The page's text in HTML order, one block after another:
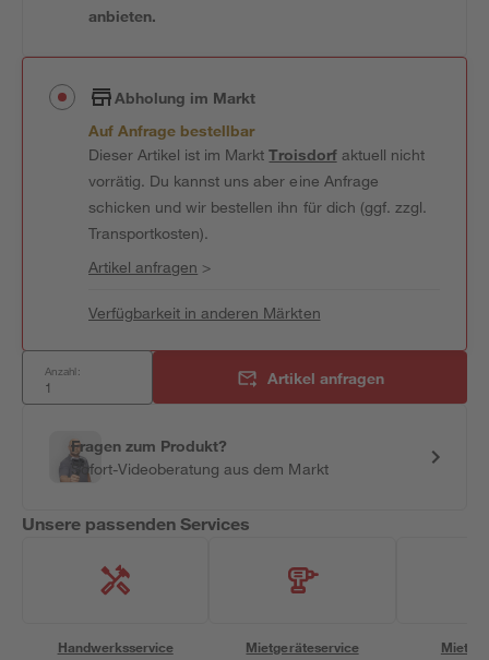
anbieten.
Abholung im Markt
Auf Anfrage bestellbar
Dieser Artikel ist im MarktTroisdorfaktuell nicht
vorrätig. Du kannst uns aber eine Anfrage
schicken und wir bestellen ihn für dich (ggf. zzgl.
Transportkosten).
Artikel anfragen >
Verfügbarkeit in anderen Märkten
Anzahl: Artikel anfragen
Fragen zum Produkt?
Sofort-Videoberatung aus dem Markt
Unsere passenden Services
Handwerksservice Mietgeräteservice